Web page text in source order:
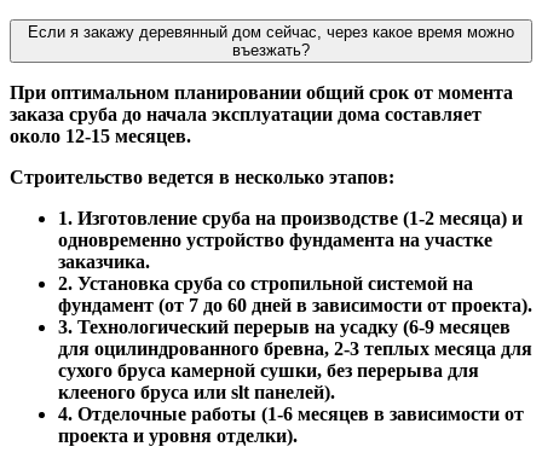
Если я закажу деревянный дом сейчас, через какое время можно
въезжать?
При оптимальном планировании общий срок от момента
заказа сруба до начала эксплуатации дома составляет
около 12-15 месяцев.
Строительство ведется в несколько этапов:
1. Изготовление сруба на производстве (1-2 месяца) и
одновременно устройство фундамента на участке
заказчика.
2. Установка сруба со стропильной системой на
фундамент (от 7 до 60 дней в зависимости от проекта).
3. Технологический перерыв на усадку (6-9 месяцев
для оцилиндрованного бревна, 2-3 теплых месяца для
сухого бруса камерной сушки, без перерыва для
клееного бруса или slt панелей).
4. Отделочные работы (1-6 месяцев в зависимости от
проекта и уровня отделки).